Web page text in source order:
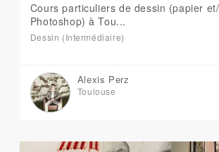
Cours particuliers de dessin (papier
Photoshop) à Tou...
Dessin (Intermédiaire)
Alexis Perz
Toulouse